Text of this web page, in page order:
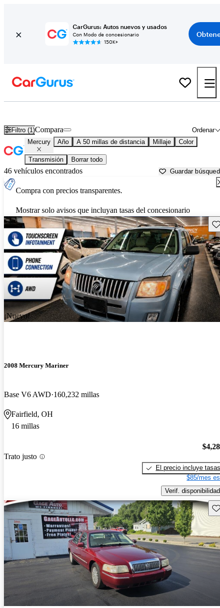
CarGurus: Autos nuevos y usados
Con Modo de concesionario
150K+
Filtro (1) Ordenar
Compara
Mercury Año A 50 millas de distancia Millaje Color
Transmisión Borrar todo
46 vehículos encontrados Guardar
Compra con precios transparentes.
Mostrar solo avisos que incluyan tasas del concesionario
¡Nuevo!
2008 Mercury Mariner
Base V6 AWD 160,232 millas
Fairfield, OH
16 millas
Trato justo
El precio incluye tasas
$85/mes
Verif. disponibilidad